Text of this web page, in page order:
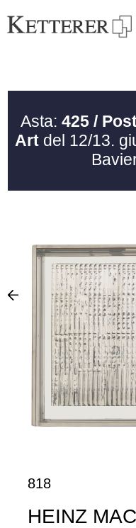
Asta: 425 /
Artdel 12/13.
818
HEINZ